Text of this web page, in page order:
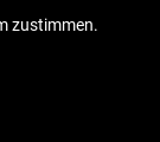
zustimmen.